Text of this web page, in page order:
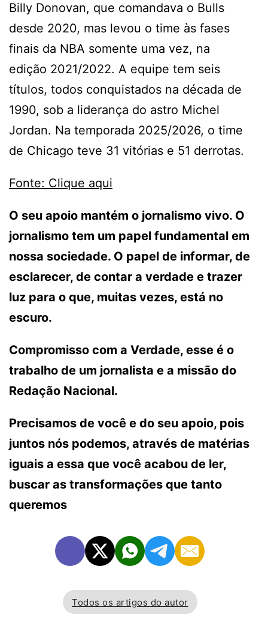
Billy Donovan, que comandava o Bulls
desde 2020, mas levou o time às fases
finais da NBA somente uma vez, na
edição 2021/2022. A equipe tem seis
títulos, todos conquistados na década de
1990, sob a liderança do astro Michel
Jordan. Na temporada 2025/2026, o time
de Chicago teve 31 vitórias e 51 derrotas.
Fonte: Clique aqui
O seu apoio mantém o jornalismo vivo. O
jornalismo tem um papel fundamental em
nossa sociedade. O papel de informar, de
esclarecer, de contar a verdade e trazer
luz para o que, muitas vezes, está no
escuro.
Compromisso com a Verdade, esse é o
trabalho de um jornalista e a missão do
Redação Nacional.
Precisamos de você e do seu apoio, pois
juntos nós podemos, através de matérias
iguais a essa que você acabou de ler,
buscar as transformações que tanto
queremos
Todos os artigos do autor